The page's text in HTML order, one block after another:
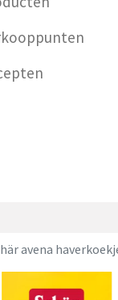
avena